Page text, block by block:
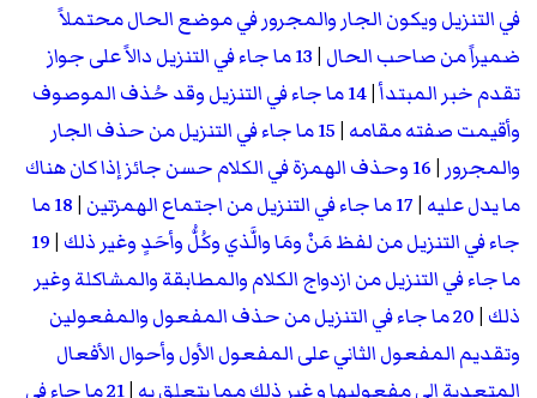
في التنزيل ويكون الجار والمجرور في موضع الحال محتملاً
ضميراً من صاحب الحال |
13 ما جاء في التنزيل دالاً على جواز
تقدم خبر المبتدأ|
14 ما جاء في التنزيل وقد حُذف الموصوف
وأقيمت صفته مقامه |
15 ما جاء في التنزيل من حذف الجار
والمجرور |
16 وحذف الهمزة في الكلام حسن جائز إذا كان هناك
ما يدل عليه |17 ما جاء في التنزيل من اجتماع الهمزتين |
18 ما
جاء في التنزيل من لفظ مَنْ ومَا والَّذي وكُلُّ وأحَدٍ وغير ذلك |
19
ما جاء في التنزيل من ازدواج الكلام والمطابقة والمشاكلة وغير
ذلك |
20 ما جاء في التنزيل من حذف المفعول والمفعولين
وتقديم المفعول الثاني على المفعول الأول وأحوال الأفعال
المتعدية إلى مفعوليها و غير ذلك مما يتعلق به |
21 ما جاء في